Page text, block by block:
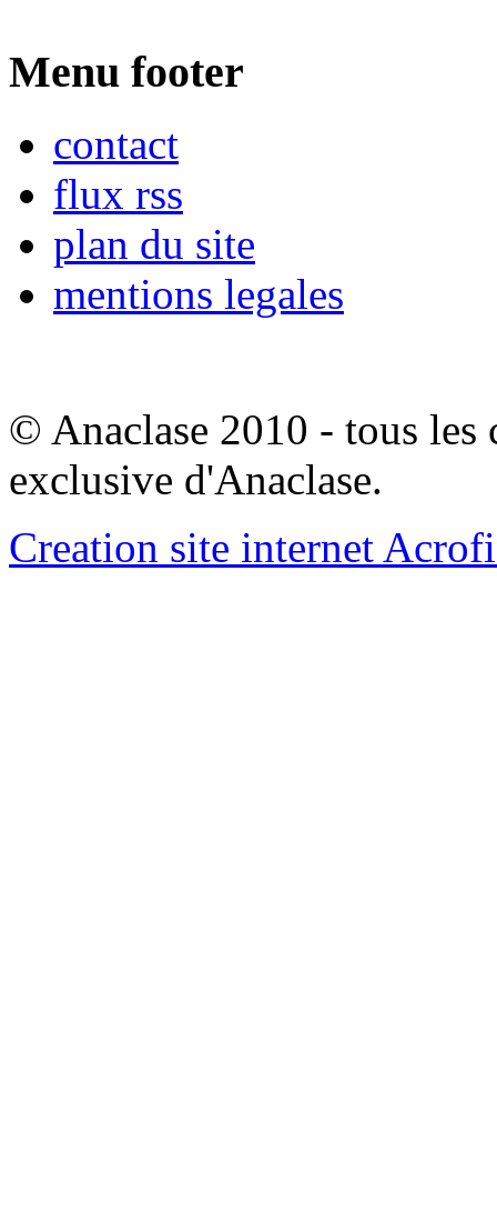
Menu footer
contact
flux rss
plan du site
mentions legales
© Anaclase 2010 - tous les
exclusive d'Anaclase.
Creation site internet